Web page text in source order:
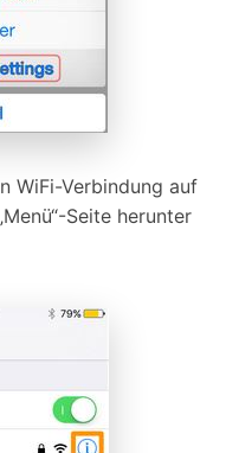
WiFi-Verbindung auf
Seite herunter